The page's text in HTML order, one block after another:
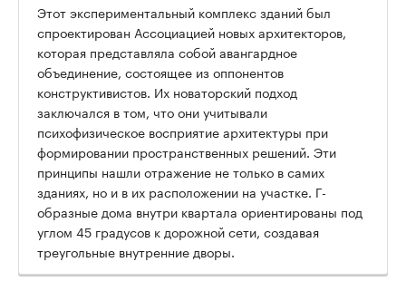
Этот экспериментальный комплекс зданий был
спроектирован Ассоциацией новых архитекторов,
которая представляла собой авангардное
объединение, состоящее из оппонентов
конструктивистов. Их новаторский подход
заключался в том, что они учитывали
психофизическое восприятие архитектуры при
формировании пространственных решений. Эти
принципы нашли отражение не только в самих
зданиях, но и в их расположении на участке. Г-
образные дома внутри квартала ориентированы под
углом 45 градусов к дорожной сети, создавая
треугольные внутренние дворы.